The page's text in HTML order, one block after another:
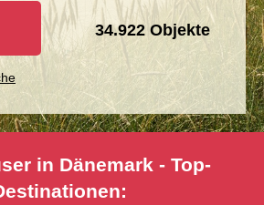
34.922 Objekte
in Dänemark - Top-